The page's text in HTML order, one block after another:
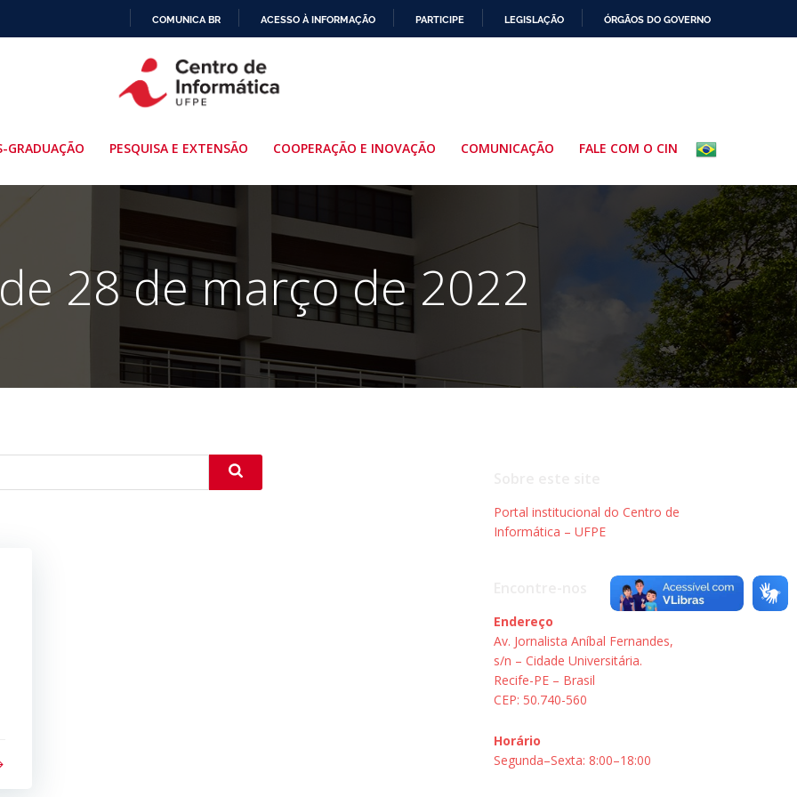
PARA
O
COMUNICA BR ACESSO À INFORMAÇÃO PARTICIPE LEGISLAÇÃO ÓRGÃOS DO GOVERNO
GRADUAÇÃO PESQUISA E EXTENSÃO COOPERAÇÃO E INOVAÇÃO COMUNICAÇÃO FALE COM O CIN
28 de março de 2022
Portal institucional do Centro de
Informática – UFPE
Endereço
Av. Jornalista Aníbal Fernandes,
s/n – Cidade Universitária.
Recife-PE – Brasil
CEP: 50.740-560
Horário
Segunda–Sexta: 8:00–18:00